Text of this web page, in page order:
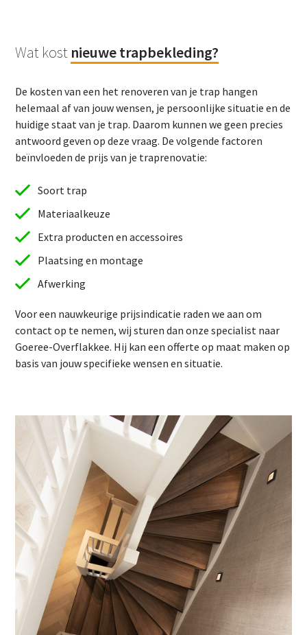
Wat kost nieuwe trapbekleding?
De kosten van een het renoveren van je trap hangen
helemaal af van jouw wensen, je persoonlijke situatie en de
huidige staat van je trap. Daarom kunnen we geen precies
antwoord geven op deze vraag. De volgende factoren
beïnvloeden de prijs van je traprenovatie:
Soort trap
Materiaalkeuze
Extra producten en accessoires
Plaatsing en montage
Afwerking
Voor een nauwkeurige prijsindicatie raden we aan om
contact op te nemen, wij sturen dan onze specialist naar
Goeree-Overflakkee. Hij kan een offerte op maat maken op
basis van jouw specifieke wensen en situatie.